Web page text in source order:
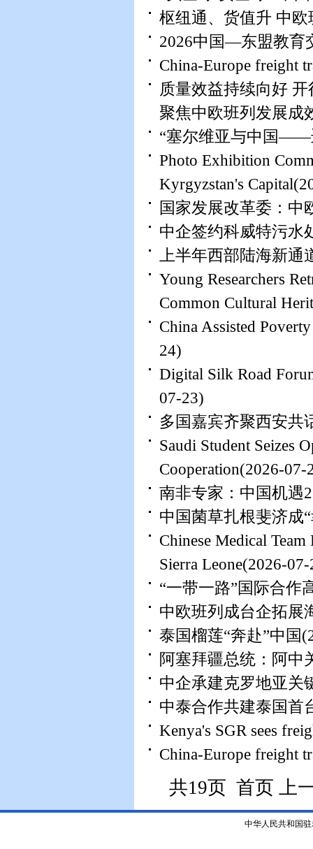
枢纽通、货值升 中
2026中国—东盟教育
China-Europe freight
质量效益持续向好
聚焦中欧班列发展成
“塞尔维亚与中国——
Photo Exhibition
Kyrgyzstan's Capital
国家发展改革委：中
中企签约科威特污水
上半年西部陆海新
Young Researchers
Common Cultural
China Assisted
24)
Digital Silk Road
07-23)
多国嘉宾齐聚西安共
Saudi Student Seizes
Cooperation(2026-07-
南非专家：中国机遇
中国菌草扎根斐济成
Chinese Medical
Sierra Leone(2026-
“一带一路”国际合作
中欧班列成台企拓展
泰国榴莲“奔赴”中国
阿塞拜疆总统：阿中
中企承建克罗地亚关
中泰合作共建泰国首
Kenya's SGR sees
China-Europe freight
共19页 首页 上
中华人民共和国